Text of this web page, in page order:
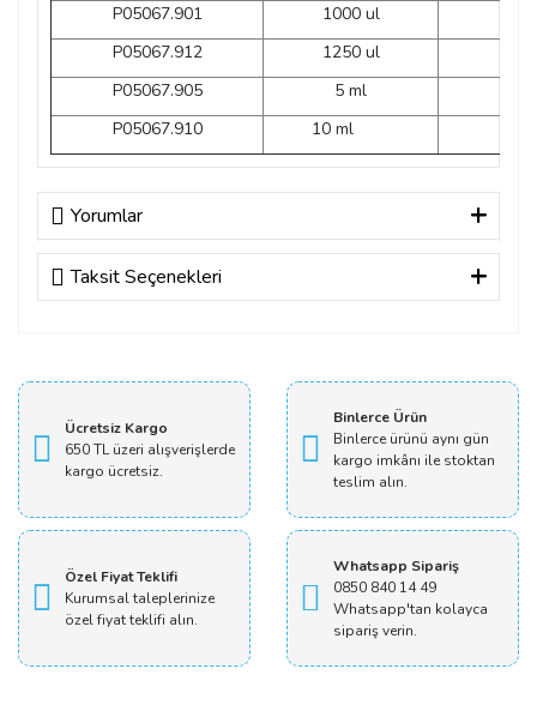
P05067.901
1000 ul
P05067.912
1250 ul
P05067.905
5 ml
P05067.910
10 ml
Yorumlar
Bu ürüne ilk yorumu siz yapın!
Taksit Seçenekleri
Ücretsiz Kargo
650 TL üzeri alışverişlerde
kargo ücretsiz.
Binlerce Ürün
Binlerce ürünü aynı gün
kargo imkânı ile stoktan
teslim alın.
Özel Fiyat Teklifi
Kurumsal taleplerinize
özel fiyat teklifi alın.
Whatsapp Sipariş
0850 840 14 49
Whatsapp'tan kolayca
sipariş verin.